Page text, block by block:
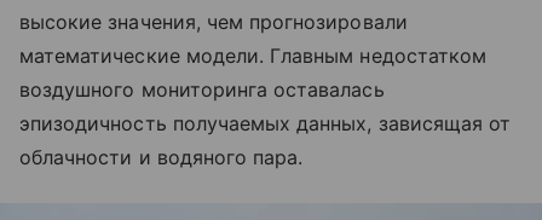
высокие значения, чем прогнозировали
математические модели. Главным недостатком
воздушного мониторинга оставалась
эпизодичность получаемых данных, зависящая от
облачности и водяного пара.